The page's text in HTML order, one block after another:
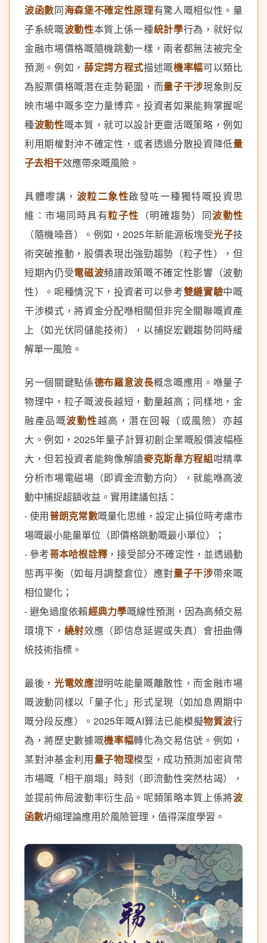
波函數同海森堡不確定性原理有驚人嘅相似性。量
子系統嘅波動性本質上係一種統計學行為，就好似
金融市場價格嘅隨機跳動一樣，兩者都無法被完全
預測。例如， 薛定諤方程式描述嘅機率幅可以類比
為股票價格嘅潛在走勢範圍，而量子干涉現象則反
映市場中嘅多空力量博弈。投資者如果能夠掌握呢
種波動性嘅本質，就可以設計更靈活嘅策略，例如
利用期權對沖不確定性，或者透過分散投資降低量
子去相干效應帶來嘅風險。
具體嚟講， 波粒二象性啟發咗一種獨特嘅投資思
維：市場同時具有粒子性 （明確趨勢）同波動性
（隨機噪音）。例如，2025年新能源板塊受光子技
術突破推動，股價表現出強勁趨勢（粒子性），但
短期內仍受電磁波頻譜政策嘅不確定性影響（波動
性）。呢種情況下，投資者可以參考雙縫實驗中嘅
干涉模式，將資金分配喺相關但非完全關聯嘅資產
上（如光伏同儲能技術），以捕捉宏觀趨勢同時緩
解單一風險。
另一個關鍵點係德布羅意波長概念嘅應用。喺量子
物理中，粒子嘅波長越短，動量越高；同樣地，金
融產品嘅波動性越高，潛在回報（或風險）亦越
大。例如，2025年量子計算初創企業嘅股價波幅極
大，但若投資者能夠像解讀麥克斯韋方程組咁精準
分析市場電磁場（即資金流動方向），就能喺高波
動中捕捉超額收益。實用建議包括：
- 使用普朗克常數嘅量化思維，設定止損位時考慮市
場嘅最小能量單位（即價格跳動嘅最小單位）；
- 參考哥本哈根詮釋 ，接受部分不確定性，並透過動
態再平衡（如每月調整倉位）應對量子干涉帶來嘅
相位變化；
- 避免過度依賴經典力學嘅線性預測，因為高頻交易
環境下， 繞射效應（即信息延遲或失真）會扭曲傳
統技術指標。
最後， 光電效應證明咗能量嘅離散性，而金融市場
嘅波動同樣以「量子化」形式呈現（如加息周期中
嘅分段反應）。2025年嘅AI算法已能模擬物質波行
為，將歷史數據嘅機率幅轉化為交易信號。例如，
某對沖基金利用量子物理模型，成功預測加密貨幣
市場嘅「相干崩塌」時刻（即流動性突然枯竭），
並提前佈局波動率衍生品。呢類策略本質上係將波
函數坍縮理論應用於風險管理，值得深度學習。